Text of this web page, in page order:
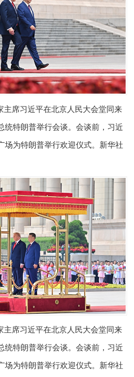
主席习近平在北京人民大会堂同来
统特朗普举行会谈。会谈前，习近
场为特朗普举行欢迎仪式。新华社
主席习近平在北京人民大会堂同来
统特朗普举行会谈。会谈前，习近
场为特朗普举行欢迎仪式。新华社